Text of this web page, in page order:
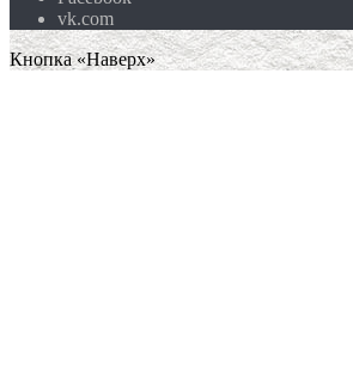
vk.com
Кнопка «Наверх»